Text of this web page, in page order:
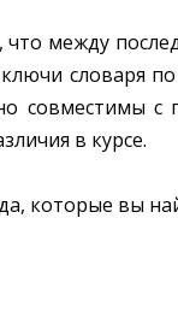
между
словаря
совместимы с
в курсе.
которые вы